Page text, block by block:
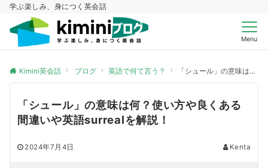
学ぶ楽しみ、身につく英会話
Menu
Kimini英会話 ブログ 英語で何て言う？ 「シュール」の意味は何？使い方や良くある間違いや英語surrealを解説！
「シュール」の意味は何？使い方や良くある
間違いや英語surrealを解説！
2024年7月4日 Kenta